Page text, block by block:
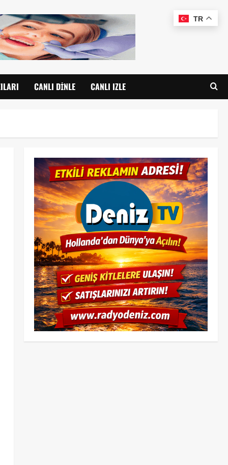
CANLI DINLE CANLI IZLE
TR